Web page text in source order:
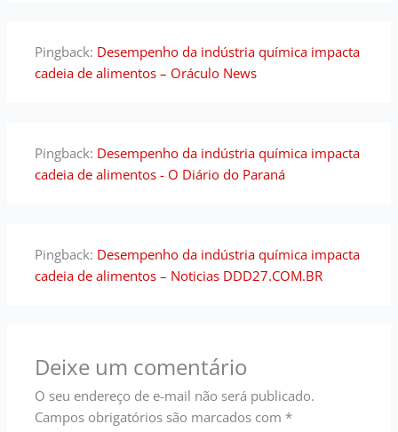
Pingback: Desempenho da indústria química impacta
cadeia de alimentos – Oráculo News
Pingback: Desempenho da indústria química impacta
cadeia de alimentos - O Diário do Paraná
Pingback: Desempenho da indústria química impacta
cadeia de alimentos – Noticias DDD27.COM.BR
Deixe um comentário
O seu endereço de e-mail não será publicado.
Campos obrigatórios são marcados com *